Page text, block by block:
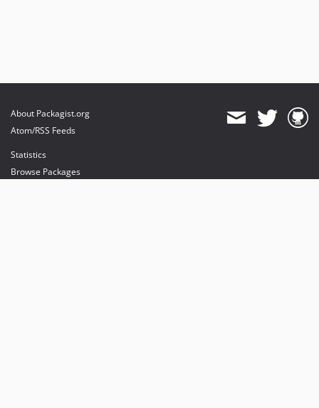
About Packagist.org
Atom/RSS Feeds
Statistics
Browse Packages